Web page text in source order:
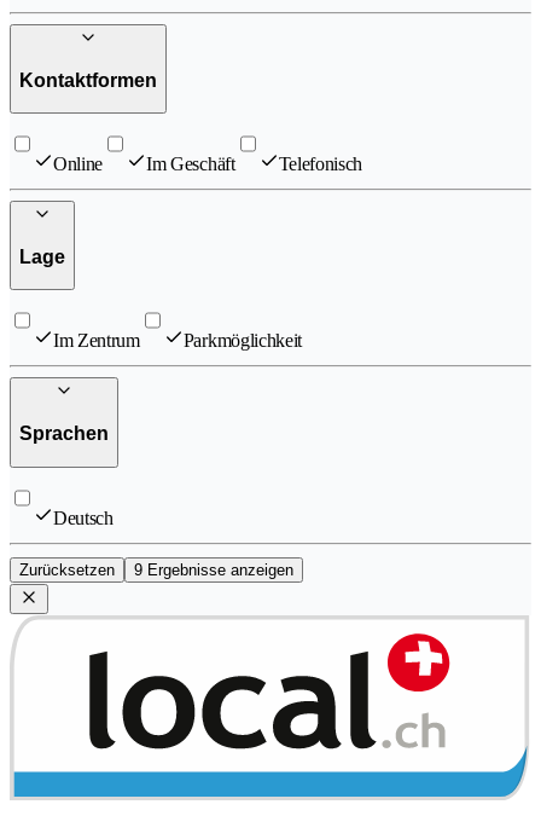
Kontaktformen
Online Im Geschäft Telefonisch
Lage
Im Zentrum Parkmöglichkeit
Sprachen
Deutsch
Zurücksetzen 9 Ergebnisse anzeigen